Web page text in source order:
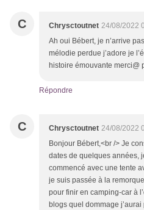
C Chrysctoutnet 24/08/2022
Ah oui Bébert, je n’arrive
mélodie perdue j’adore je
histoire émouvante merci@
Répondre
C Chrysctoutnet 24/08/2022
Bonjour Bébert,<br /> Je
dates de quelques années,
commencé avec une tente
je suis passée à la
pour finir en camping-car à
blogs quel dommage